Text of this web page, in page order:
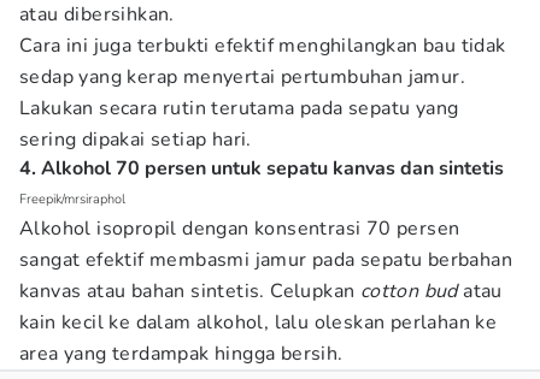
atau dibersihkan.
Cara ini juga terbukti efektif menghilangkan bau tidak
sedap yang kerap menyertai pertumbuhan jamur.
Lakukan secara rutin terutama pada sepatu yang
sering dipakai setiap hari.
4. Alkohol 70 persen untuk sepatu kanvas dan sintetis
Freepik/mrsiraphol
Alkohol isopropil dengan konsentrasi 70 persen
sangat efektif membasmi jamur pada sepatu berbahan
kanvas atau bahan sintetis. Celupkan cotton budatau
kain kecil ke dalam alkohol, lalu oleskan perlahan ke
area yang terdampak hingga bersih.